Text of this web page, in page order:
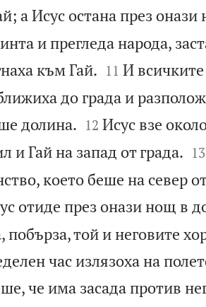
а Исус остана през
и прегледа народа,
към Гай.
11 И
до града и
долина.
12 Исус взе
и Гай на запад от града.
13
което беше на север
отиде през онази нощ в
побърза, той и неговите
час излязоха на
че има засада против